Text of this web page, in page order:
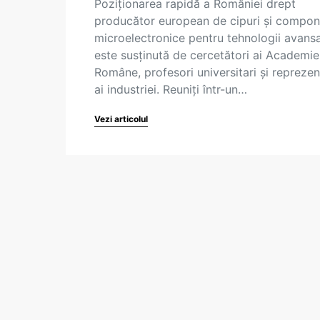
Poziționarea rapidă a României drept
producător european de cipuri și
microelectronice pentru tehnologii
este susținută de cercetători ai
Române, profesori universitari și
ai industriei. Reuniți într-un…
Vezi articolul